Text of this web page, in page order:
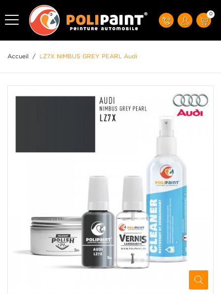
0
Accueil / LZ7X NIMBUS GREY PEARL Audi